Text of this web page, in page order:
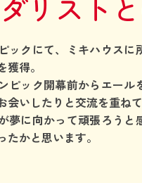
リスト
ックにて、ミキハウスに
得。
ピック開幕前からエール
会いしたりと交流を重ねて
夢に向かって頑張ろうと
たかと思います。